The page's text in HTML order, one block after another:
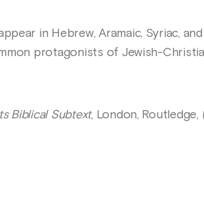
in Hebrew, Aramaic, Syriac,
protagonists of Jewish-
Biblical Subtext, London,